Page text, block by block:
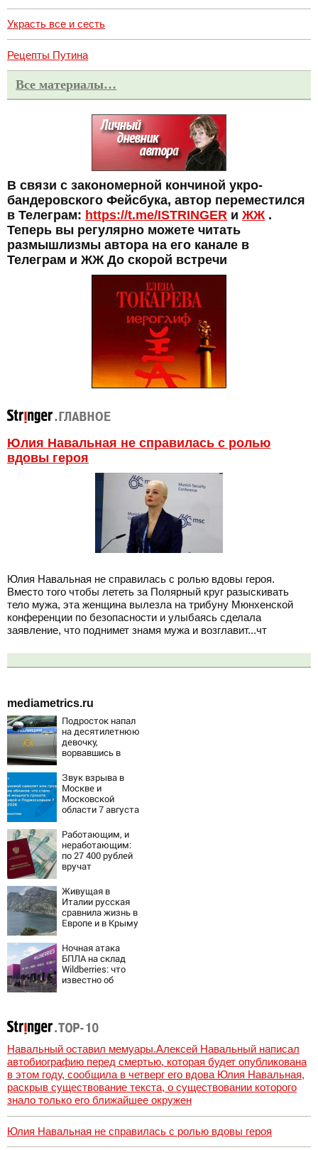
Украсть все и сесть
Рецепты Путина
Все материалы…
В связи с закономерной кончиной укро-
бандеровского Фейсбука, автор переместился
в Телеграм: https://t.me/ISTRINGER и ЖЖ .
Теперь вы регулярно можете читать
размышлизмы автора на его канале в
Телеграм и ЖЖ До скорой встречи
Юлия Навальная не справилась с ролью
вдовы героя
Юлия Навальная не справилась с ролью вдовы героя.
Вместо того чтобы лететь за Полярный круг разыскивать
тело мужа, эта женщина вылезла на трибуну Мюнхенской
конференции по безопасности и улыбаясь сделала
заявление, что поднимет знамя мужа и возглавит...чт
mediametrics.ru
Подросток напал
на десятилетнюю
девочку,
ворвавшись в
Звук взрыва в
Москве и
Московской
области 7 августа
Причины,
источник, откуда
был громкий
хлопок
Работающим, и
неработающим:
по 27 400 рублей
вручат
сентябре -
PrimaMedia.ru
Живущая в
Италии русская
сравнила жизнь в
Европе и в Крыму
Ночная атака
БПЛА на склад
Wildberries: что
известно об
07/08/2026 –
Новости
Навальный оставил мемуары.Алексей Навальный написал
автобиографию перед смертью, которая будет опубликована
в этом году, сообщила в четверг его вдова Юлия Навальная,
раскрыв существование текста, о существовании которого
знало только его ближайшее окружен
Юлия Навальная не справилась с ролью вдовы героя